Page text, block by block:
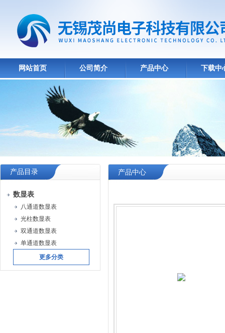
网站首页 公司简介 产品中心 下载中
产品目录
数显表
八通道数显表
光柱数显表
双通道数显表
单通道数显表
更多分类
产品中心